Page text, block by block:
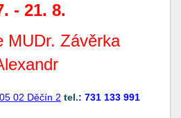
- 21. 8.
MUDr. Závěrka
02 Děčín 2 tel.: 731 133 991